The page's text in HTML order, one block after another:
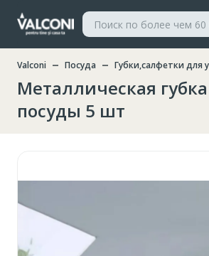
Valconi Посуда Губки,салфетки для
Металлическая
посуды 5 шт